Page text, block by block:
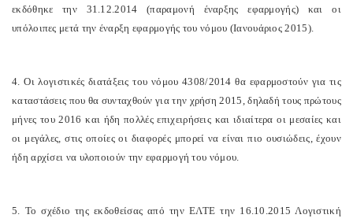
εκδόθηκε την 31.12.2014 (παραμονή έναρξης εφαρμογής) και οι
υπόλοιπες μετά την έναρξη εφαρμογής του νόμου (Ιανουάριος 2015).
4. Οι λογιστικές διατάξεις του νόμου 4308/2014 θα εφαρμοστούν για τις
καταστάσεις που θα συνταχθούν για την χρήση 2015, δηλαδή τους πρώτους
μήνες του 2016 και ήδη πολλές επιχειρήσεις και ιδιαίτερα οι μεσαίες και
οι μεγάλες, στις οποίες οι διαφορές μπορεί να είναι πιο ουσιώδεις, έχουν
ήδη αρχίσει να υλοποιούν την εφαρμογή του νόμου.
5. Το σχέδιο της εκδοθείσας από την ΕΛΤΕ την 16.10.2015 Λογιστική